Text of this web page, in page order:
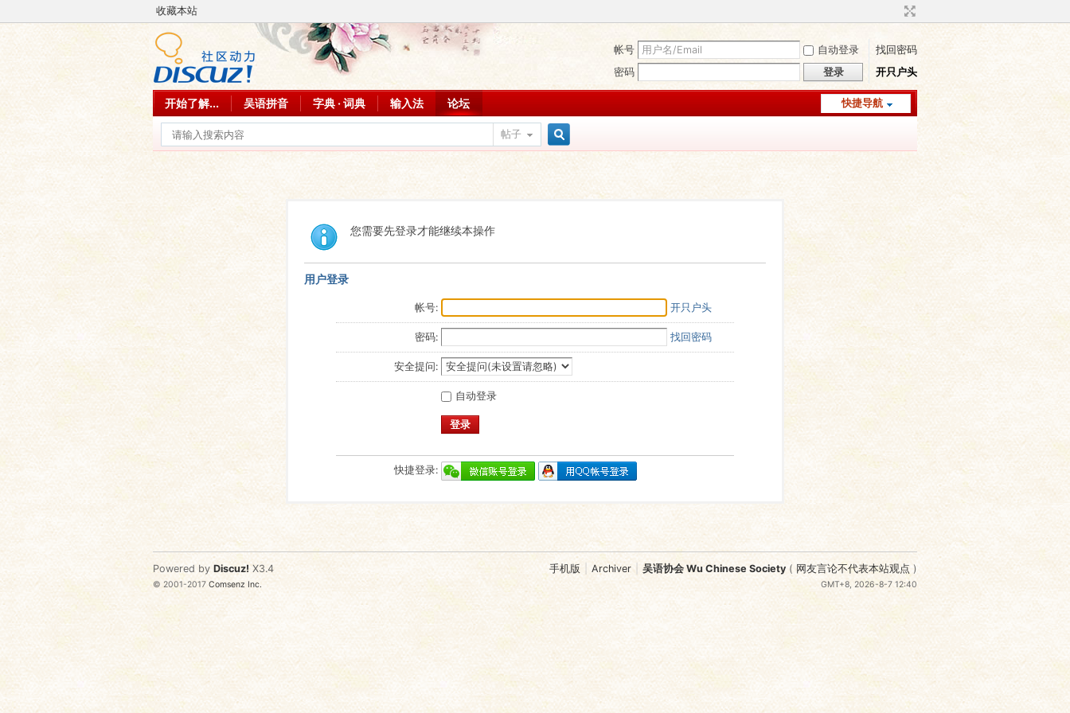
收藏本站
帐号 自动登录
找回密码
密码
登录 开只户头
快捷导航
开始了解... 吴语拼音 字典 · 词典 输入法 论坛
帖子
您需要先登录才能继续本操作
用户登录
帐号: 开只户头
密码: 找回密码
安全提问:
自动登录
登录
快捷登录:
手机版 Archiver 吴语协会 Wu Chinese Society ( 网友言论不代表本站观点 )
GMT+8, 2026-8-7 12:40
Powered by Discuz! X3.4
© 2001-2017Comsenz Inc.